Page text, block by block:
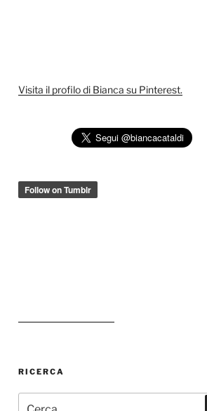
Visita il profilo di Bianca su Pinterest.
RICERCA